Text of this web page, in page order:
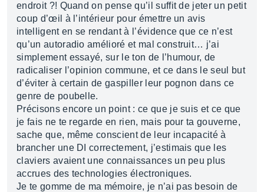
endroit ?! Quand on pense qu’il suffit de jeter un petit
coup d’œil à l’intérieur pour émettre un avis
intelligent en se rendant à l’évidence que ce n’est
qu’un autoradio amélioré et mal construit… j’ai
simplement essayé, sur le ton de l’humour, de
radicaliser l’opinion commune, et ce dans le seul but
d’éviter à certain de gaspiller leur pognon dans ce
genre de poubelle.
Précisons encore un point : ce que je suis et ce que
je fais ne te regarde en rien, mais pour ta gouverne,
sache que, même conscient de leur incapacité à
brancher une DI correctement, j’estimais que les
claviers avaient une connaissances un peu plus
accrues des technologies électroniques.
Je te gomme de ma mémoire, je n’ai pas besoin de